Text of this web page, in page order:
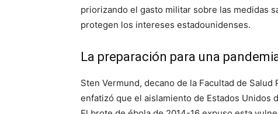
priorizando el gasto militar sobre las medidas
protegen los intereses estadounidenses.
La preparación para una
Sten Vermund, decano de la Facultad de
enfatizó que el aislamiento de Estados Unidos